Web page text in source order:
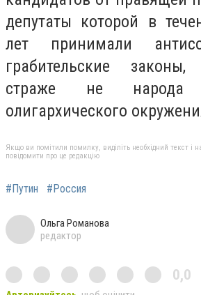
депутаты которой в
лет принимали
грабительские
страже не
олигархического
Якщо ви помітили помилку, виділіть необхідний текст і
повідомити про це редакцію
#Путин #Россия
Ольга Романова
редактор
0,0